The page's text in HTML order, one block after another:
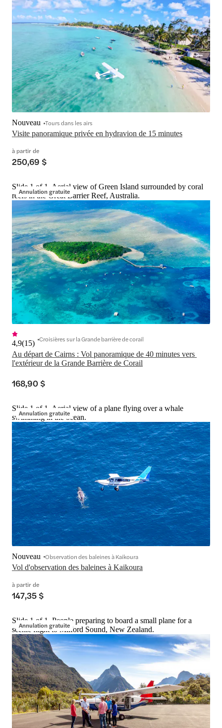
Visite panoramique privée en hydravion de 15 minutes
Nouveau Tours dans les airs
à partir de
250,69 $
Annulation gratuite
Slide 1 of 1, Aerial view of Green Island surrounded by coral
reefs in the Great Barrier Reef, Australia.
Au départ de Cairns : Vol panoramique de 40 minutes vers
l'extérieur de la Grande Barrière de Corail
4,9(15) Croisières sur la Grande barrière de corail
168,90 $
Annulation gratuite
Slide 1 of 1, Aerial view of a plane flying over a whale
swimming in the ocean.
Vol d'observation des baleines à Kaikoura
Nouveau Observation des baleines à Kaikoura
à partir de
147,35 $
Annulation gratuite
Slide 1 of 1, People preparing to board a small plane for a
scenic flight to Milford Sound, New Zealand.